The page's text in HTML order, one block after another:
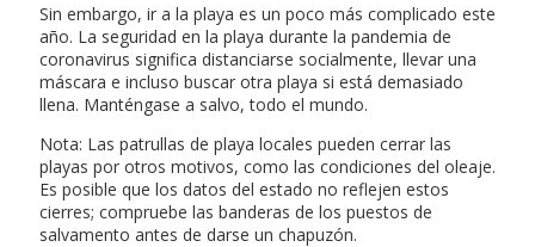
Sin embargo, ir a la playa es un poco más complicado este
año. La seguridad en la playa durante la pandemia de
coronavirus significa distanciarse socialmente, llevar una
máscara e incluso buscar otra playa si está demasiado
llena. Manténgase a salvo, todo el mundo.
Nota: Las patrullas de playa locales pueden cerrar las
playas por otros motivos, como las condiciones del oleaje.
Es posible que los datos del estado no reflejen estos
cierres; compruebe las banderas de los puestos de
salvamento antes de darse un chapuzón.